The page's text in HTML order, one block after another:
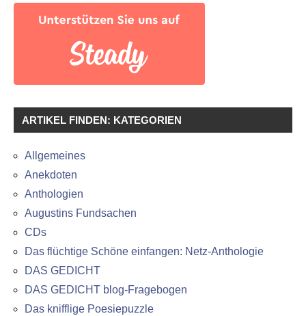
ARTIKEL FINDEN: KATEGORIEN
Allgemeines
Anekdoten
Anthologien
Augustins Fundsachen
CDs
Das flüchtige Schöne einfangen: Netz-Anthologie
DAS GEDICHT
DAS GEDICHT blog-Fragebogen
Das knifflige Poesiepuzzle